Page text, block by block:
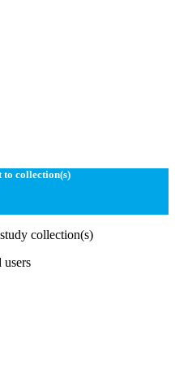
to collection(s)
collection(s)